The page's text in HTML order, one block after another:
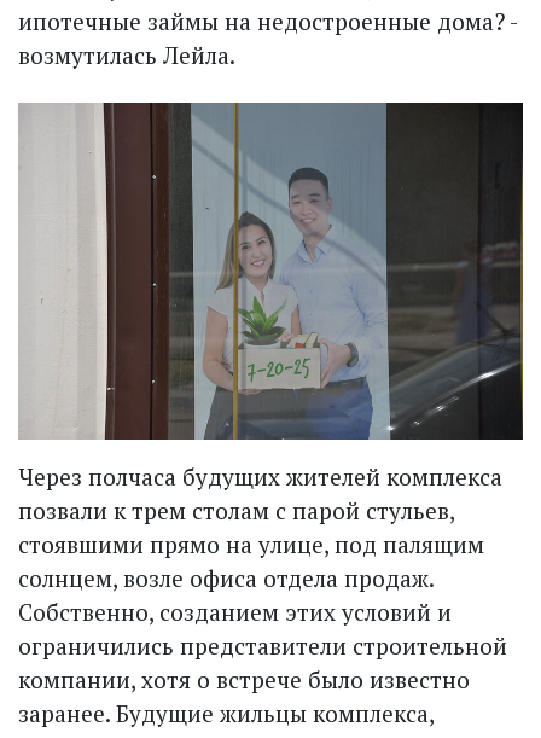
ипотечные займы на недостроенные дома? -
возмутилась Лейла.
Через полчаса будущих жителей комплекса
позвали к трем столам с парой стульев,
стоявшими прямо на улице, под палящим
солнцем, возле офиса отдела продаж.
Собственно, созданием этих условий и
ограничились представители строительной
компании, хотя о встрече было известно
заранее. Будущие жильцы комплекса,